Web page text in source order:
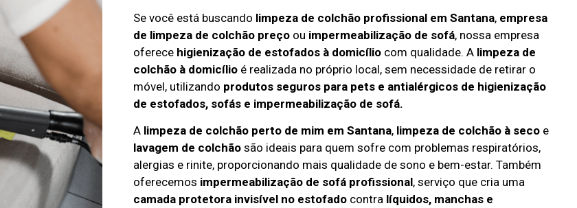
Se você está buscando limpeza de colchão profissional em Santana, empresa
de limpeza de colchão preçoou impermeabilização de sofá, nossa empresa
oferece higienização de estofados à domicíliocom qualidade. A limpeza de
colchão à domicílioé realizada no próprio local, sem necessidade de retirar o
móvel, utilizando produtos seguros para pets e antialérgicos de higienização
de estofados, sofás e impermeabilização de sofá.
A limpeza de colchão perto de mim em Santana, limpeza de colchão à secoe
lavagem de colchãosão ideais para quem sofre com problemas respiratórios,
alergias e rinite, proporcionando mais qualidade de sono e bem-estar. Também
oferecemos impermeabilização de sofá profissional, serviço que cria uma
camada protetora invisível no estofadocontra líquidos, manchas e